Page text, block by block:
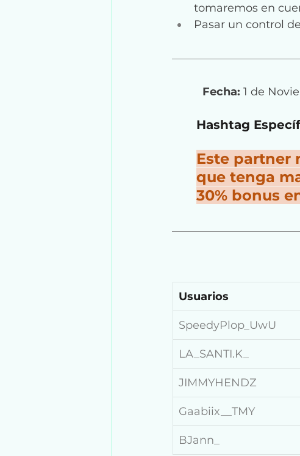
tomaremos en
Pasar un control
Fecha: 1 de
Hashtag
Este partner
que tenga
30% bonus
Usuarios
SpeedyPlop_UwU
LA_SANTI.K_
JIMMYHENDZ
Gaabiix__TMY
BJann_